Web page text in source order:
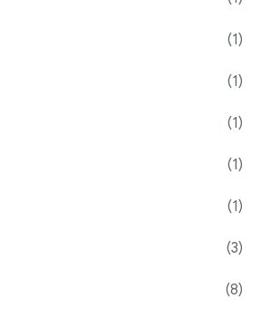
(1)
(1)
(1)
(1)
(1)
(3)
(8)